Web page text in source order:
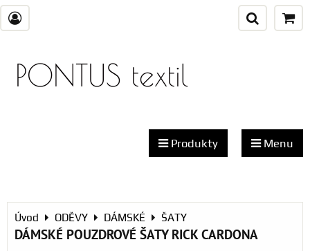
PONTUS textil
Produkty Menu
Úvod ODĚVY DÁMSKÉ ŠATY
DÁMSKÉ POUZDROVÉ ŠATY RICK CARDONA